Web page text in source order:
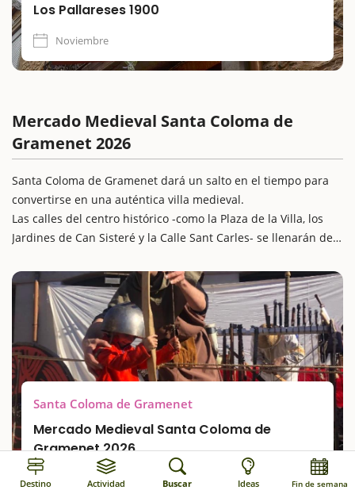
Los Pallareses 1900
Noviembre
Mercado Medieval Santa Coloma de
Gramenet 2026
Santa Coloma de Gramenet dará un salto en el tiempo para
convertirse en una auténtica villa medieval.
Las calles del centro histórico -como la Plaza de la Villa, los
Jardines de Can Sisteré y la Calle Sant Carles- se llenarán de
Durante tres días, la ciudad se transformará en un escenario
lleno de colores, sabores y tradiciones, donde familias y
visitantes podrán pasear entre puestos de artesanía,
gastronomía popular, juegos infantiles y animación de calle.
Un plan perfecto para una escapada con niños y vivir un fin
de semana diferente, rodeados de un ambiente histórico y
festivo.
Santa Coloma de Gramenet
Mercado Medieval Santa Coloma de
Gramenet 2026
Noviembre
Destino Actividad Buscar Ideas Fin de semana